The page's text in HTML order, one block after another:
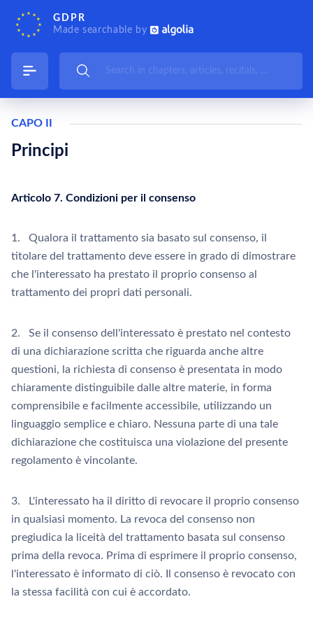
GDPR
Made searchable by
CAPO II
Principi
Articolo 7. Condizioni per il consenso
1. Qualora il trattamento sia basato sul consenso, il
titolare del trattamento deve essere in grado di dimostrare
che l'interessato ha prestato il proprio consenso al
trattamento dei propri dati personali.
2. Se il consenso dell'interessato è prestato nel contesto
di una dichiarazione scritta che riguarda anche altre
questioni, la richiesta di consenso è presentata in modo
chiaramente distinguibile dalle altre materie, in forma
comprensibile e facilmente accessibile, utilizzando un
linguaggio semplice e chiaro. Nessuna parte di una tale
dichiarazione che costituisca una violazione del presente
regolamento è vincolante.
3. L'interessato ha il diritto di revocare il proprio consenso
in qualsiasi momento. La revoca del consenso non
pregiudica la liceità del trattamento basata sul consenso
prima della revoca. Prima di esprimere il proprio consenso,
l'interessato è informato di ciò. Il consenso è revocato con
la stessa facilità con cui è accordato.